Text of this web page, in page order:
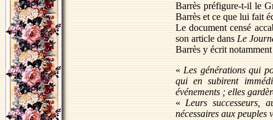
Barrès préfigure-t-il le
Barrès et ce que lui fait
Le document censé
son article dans Le
Barrès y écrit
« Les générations qui
qui en subirent
événements ; elles
« Leurs successeurs,
nécessaires aux peuples